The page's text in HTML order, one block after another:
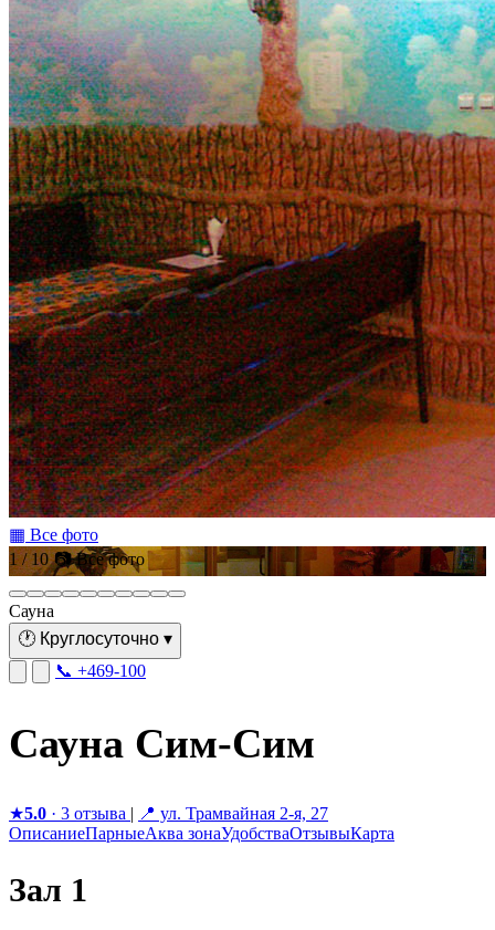
▦ Все фото
1 / 10 📷 Все фото
Сауна
🕐 Круглосуточно ▾
📞 +469-100
Сауна Сим-Сим
★5.0 · 3 отзыва | 📍 ул. Трамвайная 2-я, 27
ОписаниеПарныеАква зонаУдобстваОтзывыКарта
Зал 1